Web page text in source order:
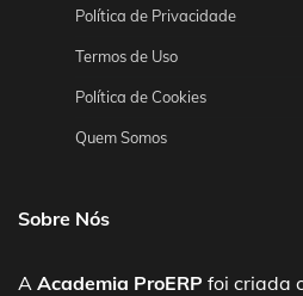
Política de Privacidade
Termos de Uso
Política de Cookies
Quem Somos
Sobre Nós
A Academia ProERP foi criada